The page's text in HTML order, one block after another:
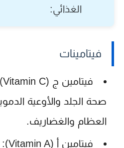
الغذائي:
فيتامينات
فيتامين ج (Vitamin C):
صحة الجلد والأوعية
العظام والغضاريف.
فيتامين أ (Vitamin A):